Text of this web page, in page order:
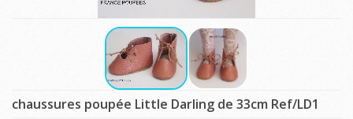
chaussures poupée Little Darling de 33cm Ref/LD1